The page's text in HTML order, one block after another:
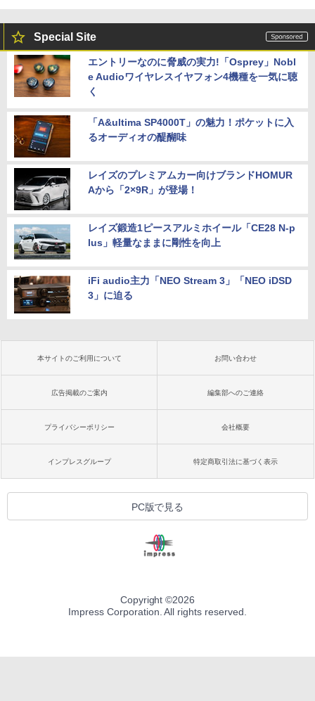
Special Site
エントリーなのに脅威の実力!「Osprey」Nobl
e Audioワイヤレスイヤフォン4機種を一気に聴
く
「A&ultima SP4000T」の魅力！ポケットに入
るオーディオの醍醐味
レイズのプレミアムカー向けブランドHOMUR
Aから「2×9R」が登場！
レイズ鍛造1ピースアルミホイール「CE28 N-p
lus」軽量なままに剛性を向上
iFi audio主力「NEO Stream 3」「NEO iDSD
3」に迫る
本サイトのご利用について お問い合わせ
広告掲載のご案内 編集部へのご連絡
プライバシーポリシー 会社概要
インプレスグループ 特定商取引法に基づく表示
PC版で見る
Copyright ©2026
Impress Corporation. All rights reserved.